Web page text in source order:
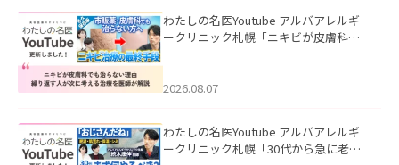
わたしの名医Youtube アルバアレルギ
ークリニック札幌「ニキビが皮膚科で
ました。
2026.08.07
わたしの名医Youtube アルバアレルギ
ークリニック札幌「30代から急に老け